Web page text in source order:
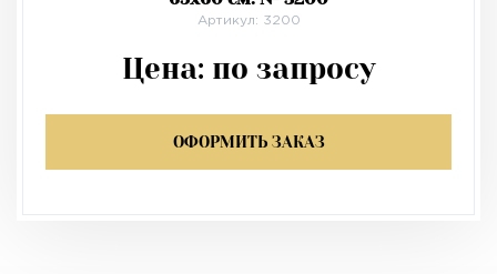
Артикул: 3200
Цена: по запросу
ОФОРМИТЬ ЗАКАЗ